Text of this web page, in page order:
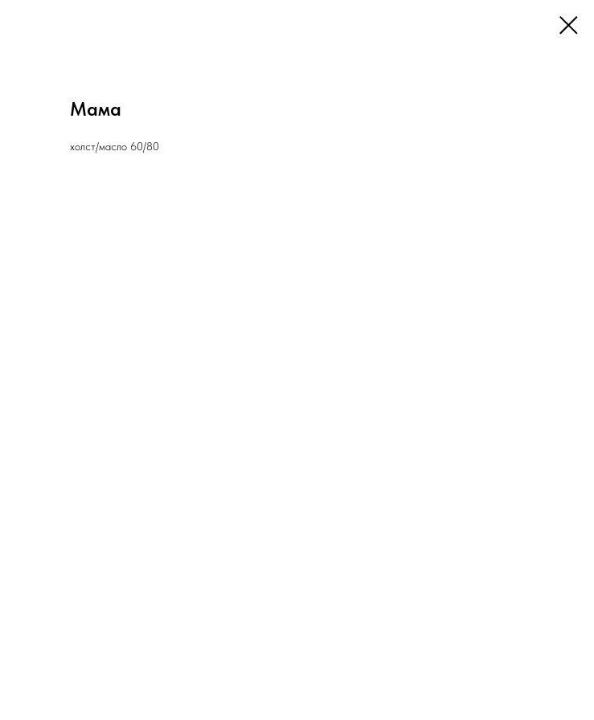
Мама
холст/масло 60/80